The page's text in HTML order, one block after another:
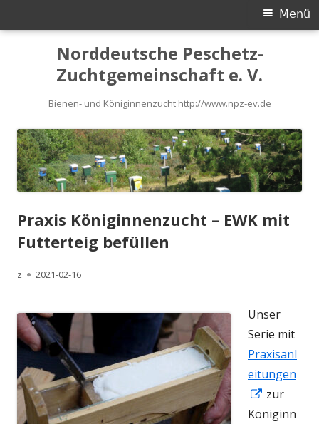
Norddeutsche Peschetz-
Zuchtgemeinschaft e. V.
Bienen- und Königinnenzucht http://www.npz-ev.de
Menü
Praxis Königinnenzucht – EWK mit
Futterteig befüllen
Autor
z
Veröffentlicht
2021-02-16
Unser
Serie mit
Praxisanl
eitungen
In
neuem
zur
Königinn